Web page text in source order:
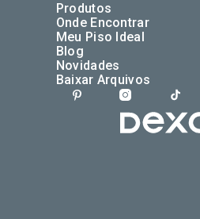
Produtos
Onde Encontrar
Meu Piso Ideal
Blog
Novidades
Baixar Arquivos